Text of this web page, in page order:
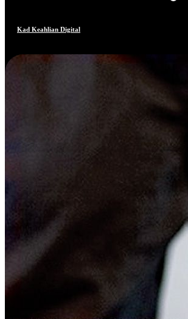
Kad Keahlian Digital